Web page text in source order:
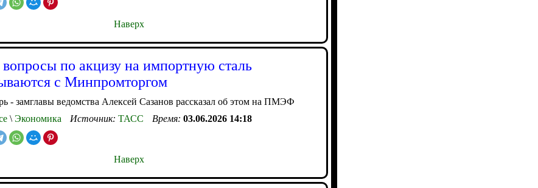
Наверх
по акцизу на импортную сталь
с Минпромторгом
- замглавы ведомства Алексей Сазанов рассказал об этом на ПМЭФ
\ Экономика Источник: ТАСС Время: 03.06.2026 14:18
Наверх